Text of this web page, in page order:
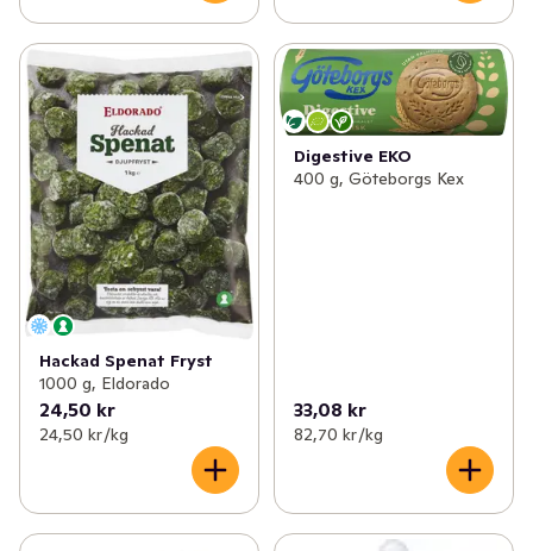
Hackad Spenat Fryst
1000 g, Eldorado
24,50 kr
24,50 kr /kg
Digestive EKO
400 g, Göteborgs Kex
33,08 kr
82,70 kr /kg